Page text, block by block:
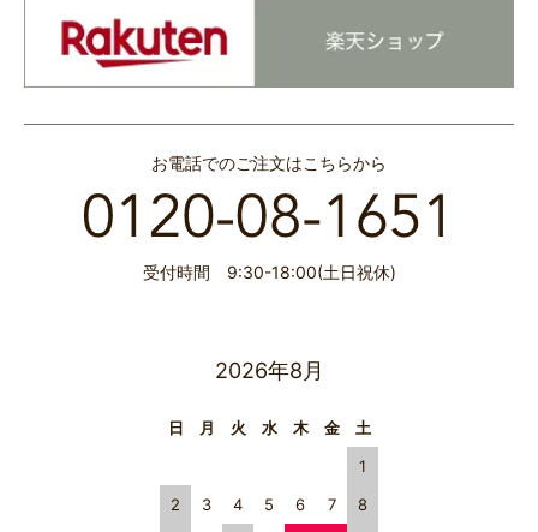
お電話でのご注文はこちらから
受付時間 9:30-18:00(土日祝休)
2026年8月
日 月 火 水 木 金
土
1
2
3 4 5 6 7
8